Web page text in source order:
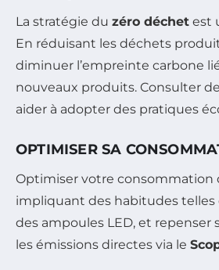
La stratégie du zéro déchet est
En réduisant les déchets
diminuer l’empreinte carbone
nouveaux produits. Consulter
aider à adopter des pratiques
OPTIMISER SA
Optimiser votre consommation
impliquant des habitudes telles
des ampoules LED, et
les émissions directes via le